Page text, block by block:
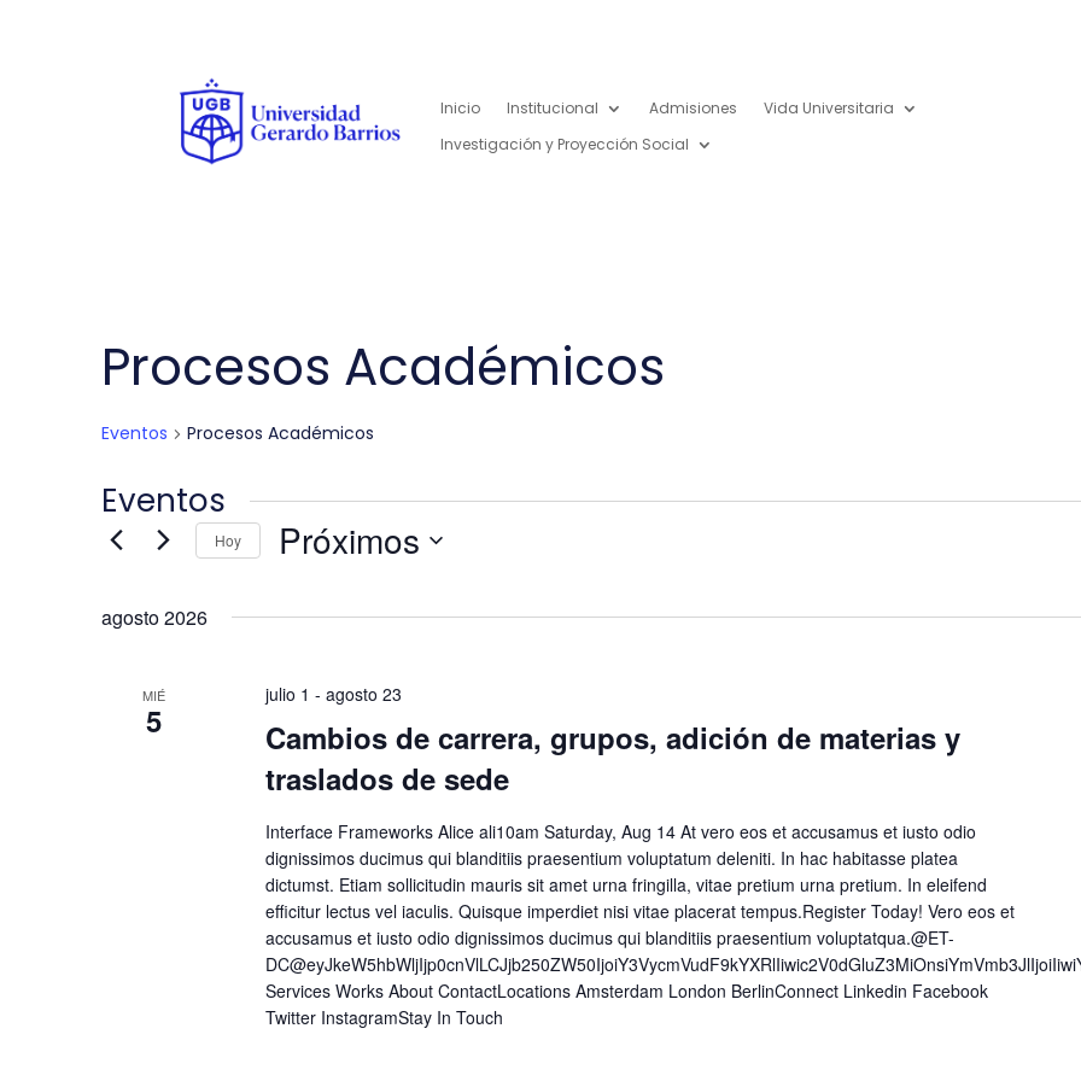
Inicio Institucional Admisiones
Vida Universitaria
Investigación y Proyección Social
Procesos Académicos
Eventos Procesos Académicos
Eventos
Hoy Próximos
agosto 2026
MIÉ
5
Cambios de carrera, grupos, adición de materias y
traslados de sede
julio 1 - agosto 23
Interface Frameworks Alice ali10am Saturday, Aug 14 At vero eos et accusamus et iusto odio
dignissimos ducimus qui blanditiis praesentium voluptatum deleniti. In hac habitasse platea
dictumst. Etiam sollicitudin mauris sit amet urna fringilla, vitae pretium urna pretium. In eleifend
efficitur lectus vel iaculis. Quisque imperdiet nisi vitae placerat tempus.Register Today! Vero eos et
accusamus et iusto odio dignissimos ducimus qui blanditiis praesentium voluptatqua.@ET-
Services Works About ContactLocations Amsterdam London BerlinConnect Linkedin Facebook
Twitter InstagramStay In Touch